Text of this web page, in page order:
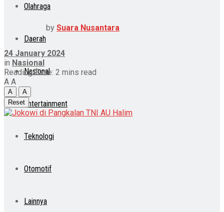
Olahraga
Daerah
Nasional
Entertainment
Teknologi
Otomotif
Lainnya
by Suara Nusantara
24 January 2024
in Nasional
Reading Time: 2 mins read
A A
A
A
Reset